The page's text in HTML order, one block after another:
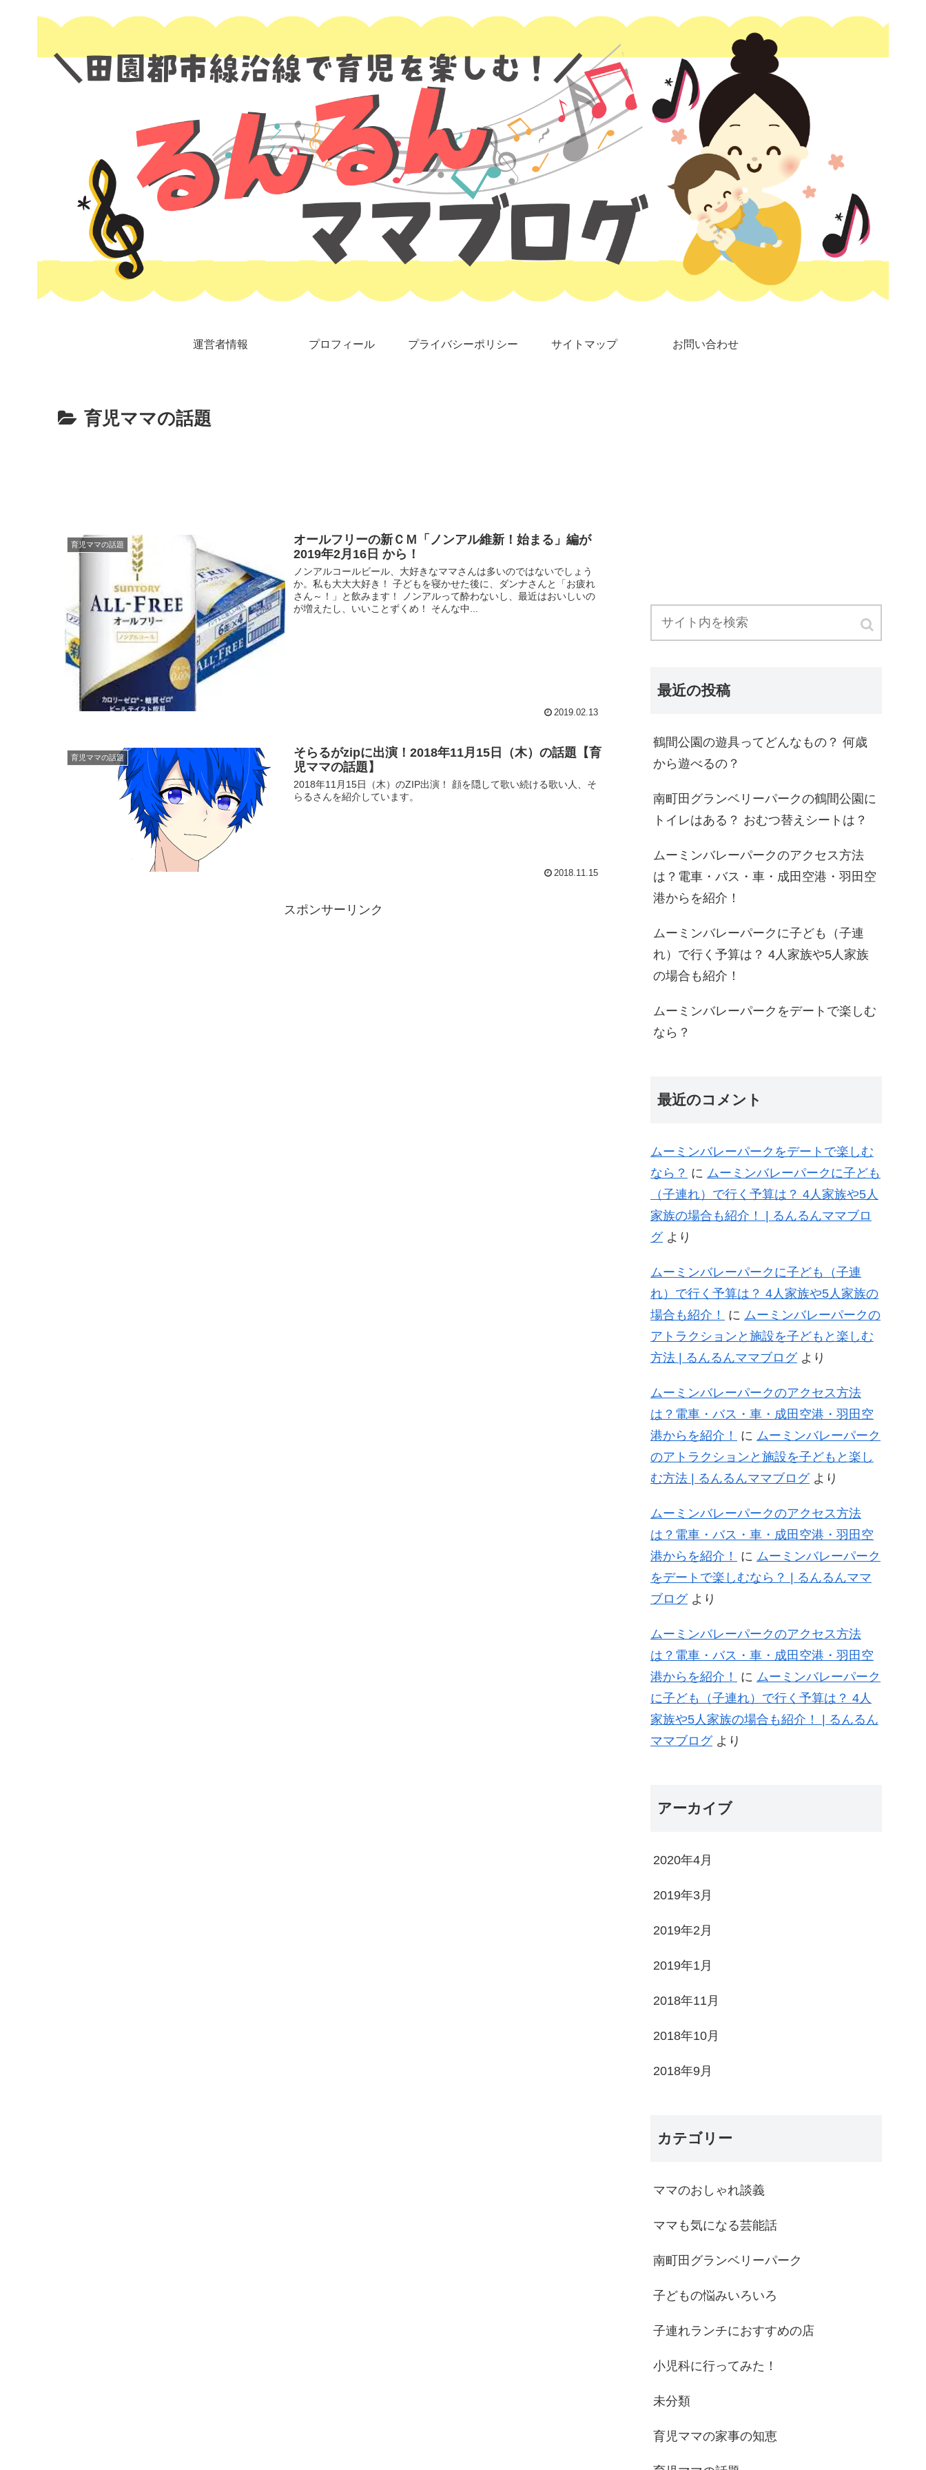
運営者情報 プロフィール プライバシーポリシー サイトマップ お問い合わせ
育児ママの話題
育児ママの話題
オールフリーの新ＣＭ「ノンアル維新！始まる」編が
2019年2月16日 から！
ノンアルコールビール、大好きなママさんは多いのではないでしょう
か。私も大大大好き！ 子どもを寝かせた後に、ダンナさんと「お疲れ
さん～！」と飲みます！ ノンアルって酔わないし、最近はおいしいの
が増えたし、いいことずくめ！ そんな中...
2019.02.13
育児ママの話題
そらるがzipに出演！2018年11月15日（木）の話題【育
児ママの話題】
2018年11月15日（木）のZIP出演！ 顔を隠して歌い続ける歌い人、そ
らるさんを紹介しています。
2018.11.15
スポンサーリンク
最近の投稿
鶴間公園の遊具ってどんなもの？ 何歳
から遊べるの？
南町田グランベリーパークの鶴間公園に
トイレはある？ おむつ替えシートは？
ムーミンバレーパークのアクセス方法
は？電車・バス・車・成田空港・羽田空
港からを紹介！
ムーミンバレーパークに子ども（子連
れ）で行く予算は？ 4人家族や5人家族
の場合も紹介！
ムーミンバレーパークをデートで楽しむ
なら？
最近のコメント
ムーミンバレーパークをデートで楽しむ
なら？ に ムーミンバレーパークに子ども
（子連れ）で行く予算は？ 4人家族や5人
家族の場合も紹介！ | るんるんママブロ
グより
ムーミンバレーパークに子ども（子連
れ）で行く予算は？ 4人家族や5人家族の
場合も紹介！
に ムーミンバレーパークの
アトラクションと施設を子どもと楽しむ
方法 | るんるんママブログより
ムーミンバレーパークのアクセス方法
は？電車・バス・車・成田空港・羽田空
港からを紹介！
に ムーミンバレーパーク
のアトラクションと施設を子どもと楽し
む方法 | るんるんママブログより
ムーミンバレーパークのアクセス方法
は？電車・バス・車・成田空港・羽田空
港からを紹介！
に ムーミンバレーパーク
をデートで楽しむなら？ | るんるんママ
ブログより
ムーミンバレーパークのアクセス方法
は？電車・バス・車・成田空港・羽田空
港からを紹介！
に ムーミンバレーパーク
に子ども（子連れ）で行く予算は？ 4人
家族や5人家族の場合も紹介！ | るんるん
ママブログより
アーカイブ
2020年4月
2019年3月
2019年2月
2019年1月
2018年11月
2018年10月
2018年9月
カテゴリー
ママのおしゃれ談義
ママも気になる芸能話
南町田グランベリーパーク
子どもの悩みいろいろ
子連れランチにおすすめの店
小児科に行ってみた！
未分類
育児ママの家事の知恵